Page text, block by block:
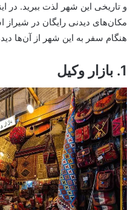
و تاریخی این شهر لذت ببرید. در
مکان‌های دیدنی رایگان در شیراز
هنگام سفر به این شهر از آن‌ها
1. بازار وکیل